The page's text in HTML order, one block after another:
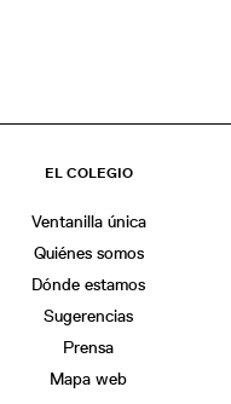
EL COLEGIO
Ventanilla única
Quiénes somos
Dónde estamos
Sugerencias
Prensa
Mapa web